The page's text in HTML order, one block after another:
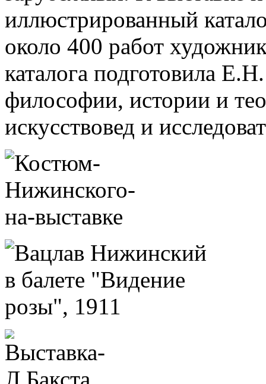
иллюстрированный
около 400 работ
каталога подготовила
философии, истории и
искусствовед и